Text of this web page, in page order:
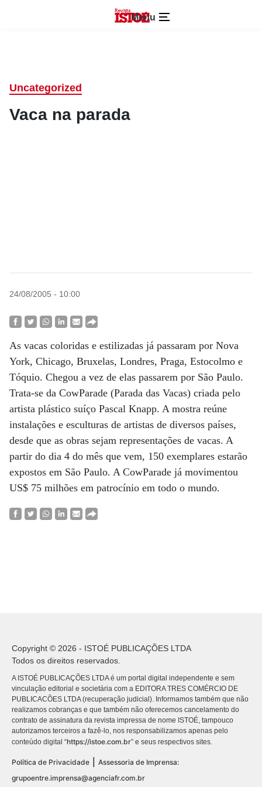
Menu
Uncategorized
Vaca na parada
24/08/2005 - 10:00
As vacas coloridas e estilizadas já passaram por Nova
York, Chicago, Bruxelas, Londres, Praga, Estocolmo e
Tóquio. Chegou a vez de elas passarem por São Paulo.
Trata-se da CowParade (Parada das Vacas) criada pelo
artista plástico suíço Pascal Knapp. A mostra reúne
instalações e esculturas de artistas de diversos países,
desde que as obras sejam representações de vacas. A
partir do dia 4 do mês que vem, 150 exemplares estarão
expostos em São Paulo. A CowParade já movimentou
US$ 75 milhões em patrocínio em todo o mundo.
Copyright © 2026 - ISTOÉ PUBLICAÇÕES LTDA
Todos os direitos reservados.
A ISTOÉ PUBLICAÇÕES LTDA é um portal digital independente e sem
vinculação editorial e societária com a EDITORA TRES COMÉRCIO DE
PUBLICACÕES LTDA (recuperação judicial). Informamos também que não
realizamos cobranças e que também não oferecemos cancelamento do
contrato de assinatura da revista impressa de nome ISTOÉ, tampouco
autorizamos terceiros a fazê-lo, nos responsabilizamos apenas pelo
conteúdo digital “https://istoe.com.br” e seus respectivos sites.
Política de Privacidade
Assessoria de Imprensa:
grupoentre.imprensa@agenciafr.com.br